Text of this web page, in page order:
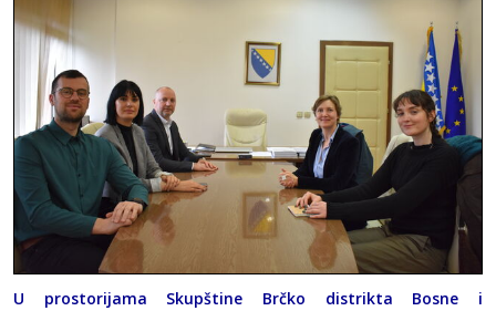
U prostorijama Skupštine Brčko distrikta Bosne i